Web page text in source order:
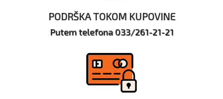
PODRŠKA TOKOM KUPOVINE
Putem telefona 033/261-21-21